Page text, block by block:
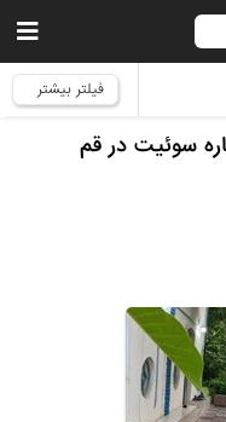
فیلتر بیشتر
سوئیت در قم